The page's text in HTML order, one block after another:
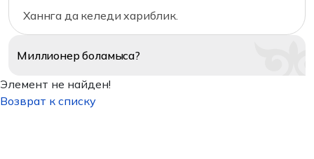
Ханнга да келеди хариблик.
Миллионерболамыса?
Элемент не найден!
Возврат к списку